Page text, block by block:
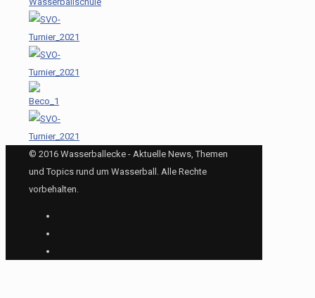
© 2016 Wasserballecke - Aktuelle News, Themen
und Topics rund um Wasserball. Alle Rechte
vorbehalten.